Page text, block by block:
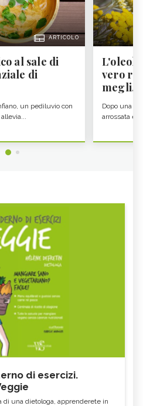
ARTICOLO
al sale di
di
un pediluvio con
vero re
megli...
Dopo una
arrossata e
di esercizi.
di una dietologa, apprenderete in